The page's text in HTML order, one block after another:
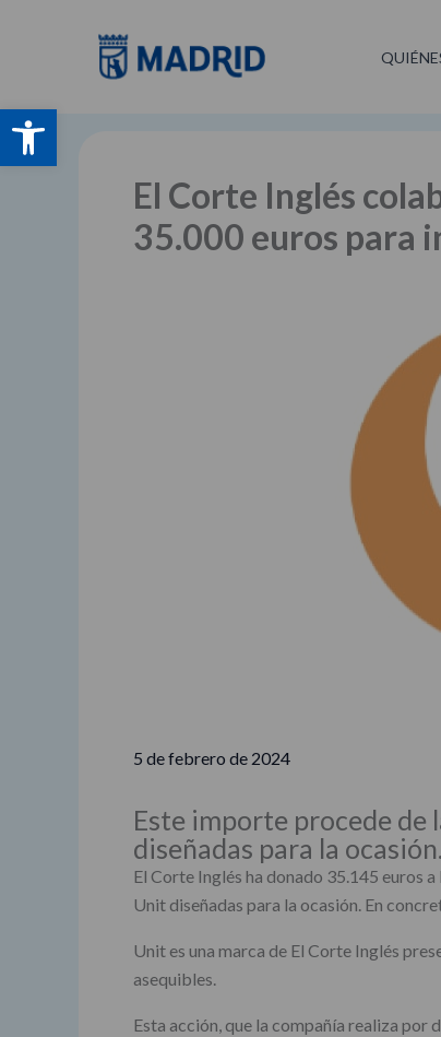
Abrir barra de herramientas
El Corte Inglés
35.000 euros para
5 de febrero de 2024
Este importe procede de
diseñadas para la ocasión.
El Corte Inglés ha donado 35.145 euros
Unit diseñadas para la ocasión. En
Unit es una marca de El Corte Inglés
asequibles.
Esta acción, que la compañía realiza por